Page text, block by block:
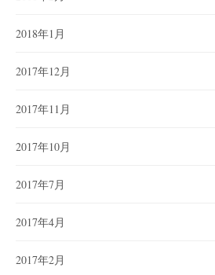
2018年1月
2017年12月
2017年11月
2017年10月
2017年7月
2017年4月
2017年2月